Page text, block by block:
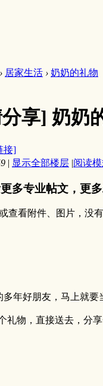
› 居家生活 › 奶奶的礼物
享] 奶奶
接]
| 显示全部楼层 |阅读
多专业帖文，更多
查看附件、图片，没
年好朋友，马上就要
礼物，直接送去，分